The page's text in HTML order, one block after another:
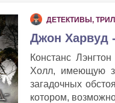
ДЕТЕКТИВЫ,
Джон Харвуд
Констанс
Холл, имеющую
загадочных
котором,